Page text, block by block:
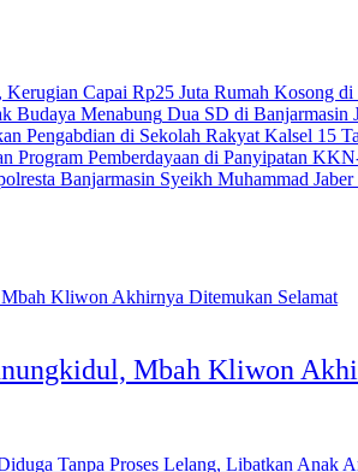
Rumah Kosong di
Dua SD di Banjarmasin
15
KKN-
Syeikh Muhammad
Mbah Kliwon